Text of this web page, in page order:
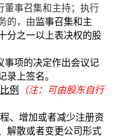
董事召集和主持；执行
的，由监事召集和主
分之一以上表决权的股
事项的决定作出会议记
录上签名。
例
（注：可由股东自行
、增加或者减少注册资
解散或者变更公司形式